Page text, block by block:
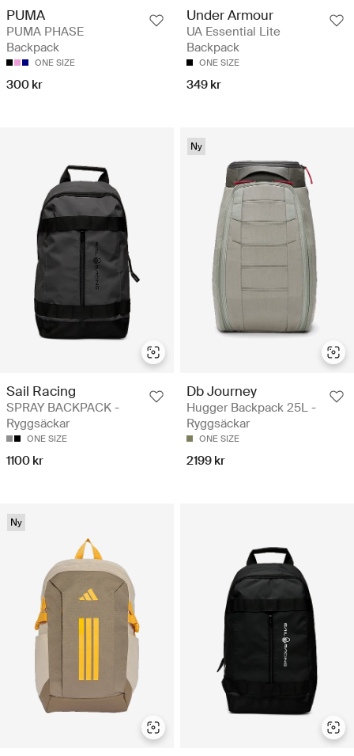
PUMA
PUMA PHASE
Backpack
ONE SIZE
300 kr
Under Armour
UA Essential Lite
Backpack
ONE SIZE
349 kr
Sail Racing
SPRAY BACKPACK -
Ryggsäckar
ONE SIZE
1100 kr
Ny
Db Journey
Hugger Backpack 25L -
Ryggsäckar
ONE SIZE
2199 kr
Ny